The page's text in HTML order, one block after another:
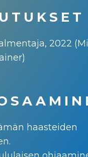
2022
haasteiden